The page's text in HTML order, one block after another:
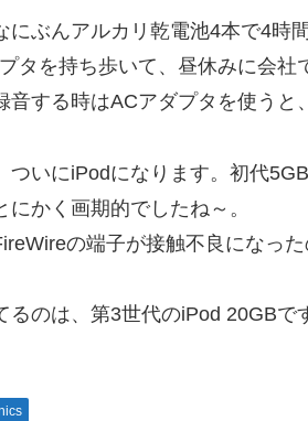
にぶんアルカリ乾電池4本で4時
タを持ち歩いて、昼休みに会社
音する時はACアダプタを使うと
ついにiPodになります。初代
にかく画期的でしたね～。
の端子が接触不良になった
るのは、第3世代のiPod 20GBで